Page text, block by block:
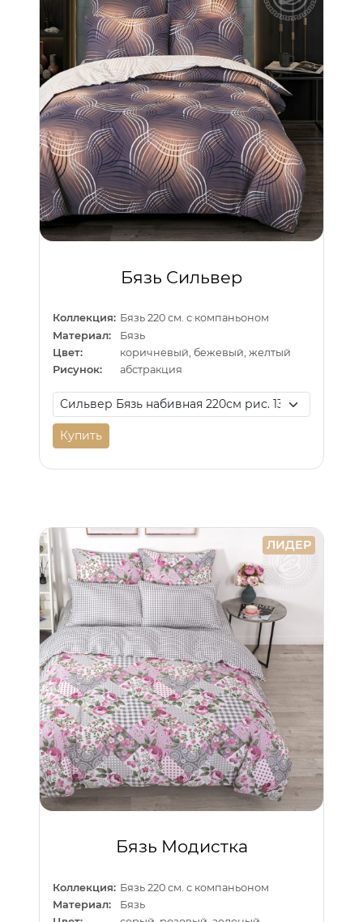
Бязь Сильвер
Коллекция: Бязь 220 см. с компаньоном
Материал:
Бязь
Цвет:
коричневый, бежевый, желтый
Рисунок:
абстракция
Купить
ЛИДЕР
Бязь Модистка
Коллекция: Бязь 220 см. с компаньоном
Материал:
Бязь